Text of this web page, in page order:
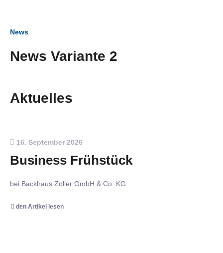
News
News Variante 2
Aktuelles
16. September 2026
Business Frühstück
bei Backhaus Zoller GmbH & Co. KG
den Artikel lesen